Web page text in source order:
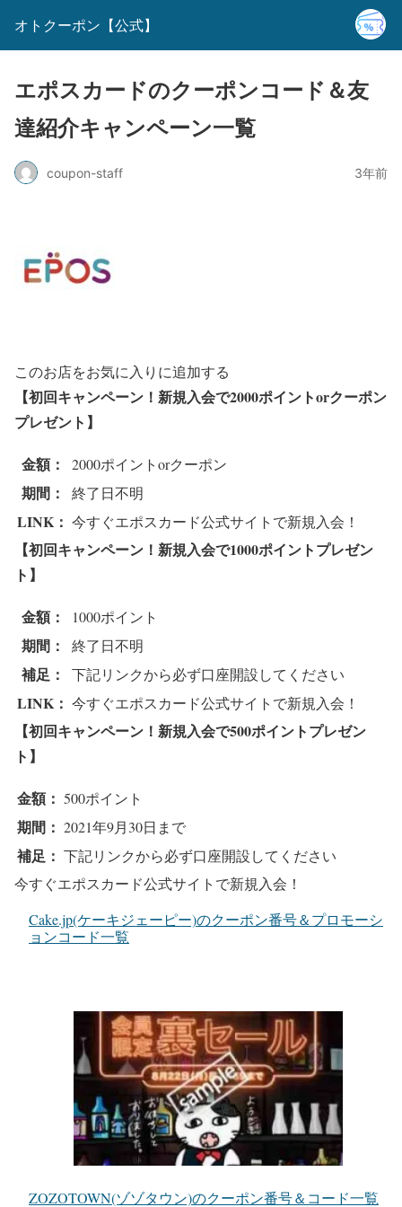
オトクーポン【公式】
エポスカードのクーポンコード＆友
達紹介キャンペーン一覧
coupon-staff 3年前
このお店をお気に入りに追加する
【初回キャンペーン！新規入会で2000ポイントorクーポン
プレゼント】
金額： 2000ポイントorクーポン
期間： 終了日不明
LINK： 今すぐエポスカード公式サイトで新規入会！
【初回キャンペーン！新規入会で1000ポイントプレゼン
ト】
金額： 1000ポイント
期間： 終了日不明
補足： 下記リンクから必ず口座開設してください
LINK： 今すぐエポスカード公式サイトで新規入会！
【初回キャンペーン！新規入会で500ポイントプレゼン
ト】
金額： 500ポイント
期間： 2021年9月30日まで
補足： 下記リンクから必ず口座開設してください
今すぐエポスカード公式サイトで新規入会！
Cake.jp(ケーキジェーピー)のクーポン番号＆プロモーシ
ョンコード一覧
ZOZOTOWN(ゾゾタウン)のクーポン番号＆コード一覧